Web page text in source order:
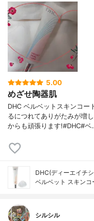
5.00
めざせ陶器肌
DHC ベルベットスキンコー
るにつれてありがたみが増
からも頑張ります!#DHC#ベ
DHC(ディーエイチ
ベルベット スキンコ
シルシル